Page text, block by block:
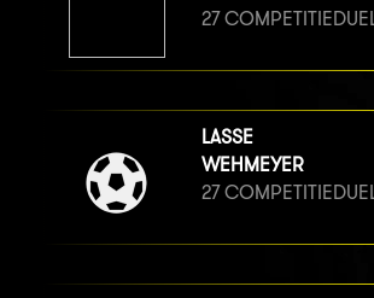
27
LASSE
WEHMEYER
27